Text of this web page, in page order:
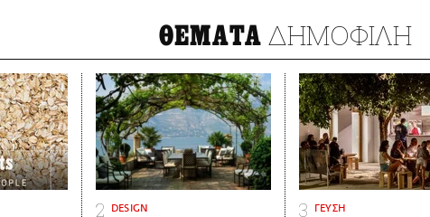
ΘΕΜΑΤΑ ΔΗΜΟΦΙΛΗ
DESIGN ΓΕΥΣΗ